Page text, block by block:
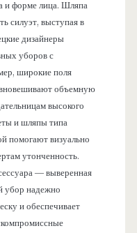
и форме лица. Шляпа
силуэт, выступая в
дизайнеры
уборов с
широкие поля
объемную
высокого
и шляпы типа
помогают визуально
утонченность.
— выверенная
убор надежно
и обеспечивает